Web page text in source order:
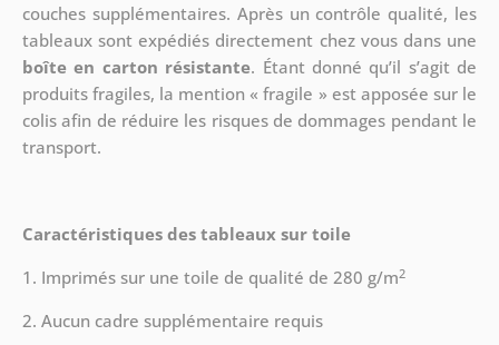
couches supplémentaires. Après un contrôle qualité, les
tableaux sont expédiés directement chez vous dans une
boîte en carton résistante. Étant donné qu’il s’agit de
produits fragiles, la mention « fragile » est apposée sur le
colis afin de réduire les risques de dommages pendant le
transport.
Caractéristiques des tableaux sur toile
1. Imprimés sur une toile de qualité de 280 g/m2
2. Aucun cadre supplémentaire requis